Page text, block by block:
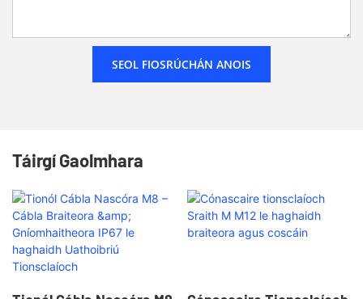
SEOL FIOSRÚCHÁN ANOIS
Táirgí Gaolmhara